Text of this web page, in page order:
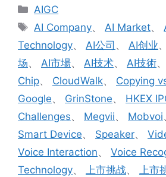
分
类
AIGC
标
签
AI Company、AI Market、
Technology、 AI公司 、 AI创业、
场、 AI市場、 AI技术、 AI技術、
Chip、 CloudWalk、 Copying
Google、 GrinStone、 HKEX
Challenges、 Megvii、 Mobvoi
Smart Device、 Speaker、
Voice Interaction、 Voice
Technology、 上市挑战、 上市